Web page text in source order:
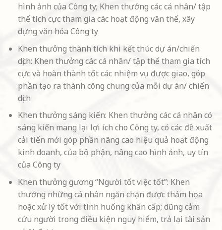
hình ảnh của Công ty; Khen thưởng các cá nhân/ tập
thể tích cực tham gia các hoạt động văn thể, xây
dựng văn hóa Công ty
Khen thưởng thành tích khi kết thúc dự án/chiến
dịch: Khen thưởng các cá nhân/ tập thể tham gia tích
cực và hoàn thành tốt các nhiệm vụ được giao, góp
phần tạo ra thành công chung của mỗi dự án/ chiến
dịch
Khen thưởng sáng kiến: Khen thưởng các cá nhân có
sáng kiến mang lại lợi ích cho Công ty, có các đề xuất
cải tiến mới góp phần nâng cao hiệu quả hoạt động
kinh doanh, của bộ phận, nâng cao hình ảnh, uy tín
của Công ty
Khen thưởng gương “Người tốt việc tốt”: Khen
thưởng những cá nhân ngăn chặn được thảm họa
hoặc xử lý tốt với tình huống khẩn cấp; dũng cảm
cứu người trong điều kiện nguy hiểm, trả lại tài sản